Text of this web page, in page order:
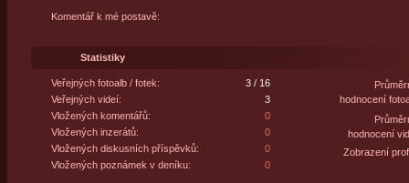
Komentář k mé postavě:
Statistiky
Veřejných fotoalb / fotek:
3 / 16
Veřejných videí:
3
Vložených komentářů:
0
Vložených inzerátů:
0
Vložených diskusních příspěvků:
0
Vložených poznámek v deníku:
0
hodnocení
hodnocení
Zobrazení